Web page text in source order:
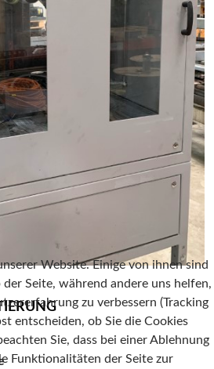
Website. Einige von ihnen sind
Seite, während andere uns helfen,
zu verbessern (Tracking
entscheiden, ob Sie die Cookies
Sie, dass bei einer Ablehnung
Funktionalitäten der Seite zur